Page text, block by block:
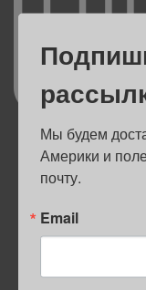
ЗДОРОВЬЕ
РАБОТА И БИЗНЕС
ЖИЛЬЕ
ОБРАЗОВАНИЕ
Мы будем
Америки и
почту.
Email